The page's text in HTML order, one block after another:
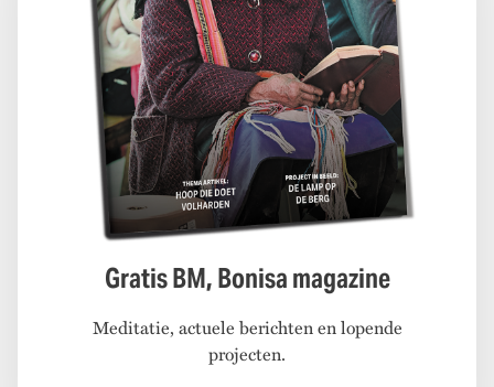
Gratis BM, Bonisa magazine
Meditatie, actuele berichten en lopende
projecten.